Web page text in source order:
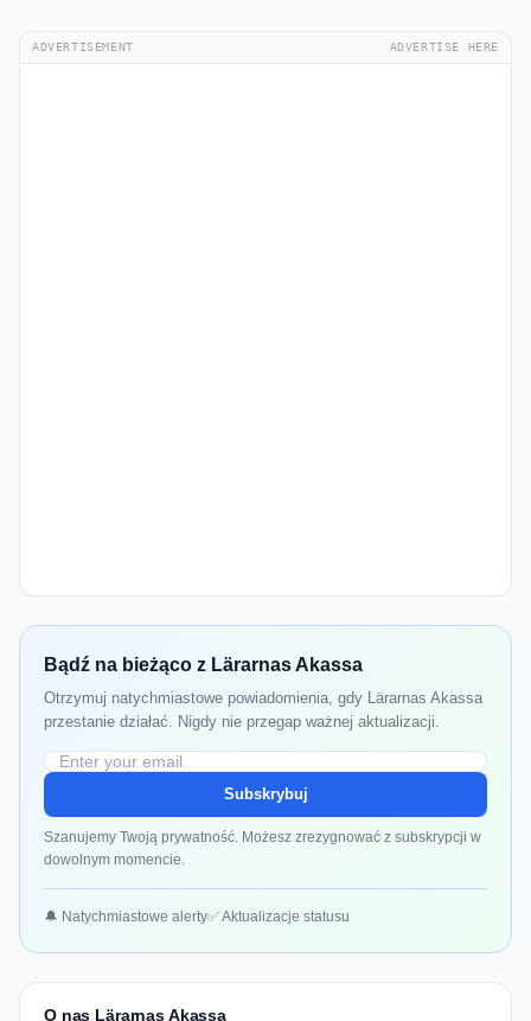
ADVERTISEMENT ADVERTISE HERE
Bądź na bieżąco z Lärarnas Akassa
Otrzymuj natychmiastowe powiadomienia, gdy Lärarnas Akassa
przestanie działać. Nigdy nie przegap ważnej aktualizacji.
Subskrybuj
Szanujemy Twoją prywatność. Możesz zrezygnować z subskrypcji w
dowolnym momencie.
🔔 Natychmiastowe alerty✅ Aktualizacje statusu
O nas Lärarnas Akassa